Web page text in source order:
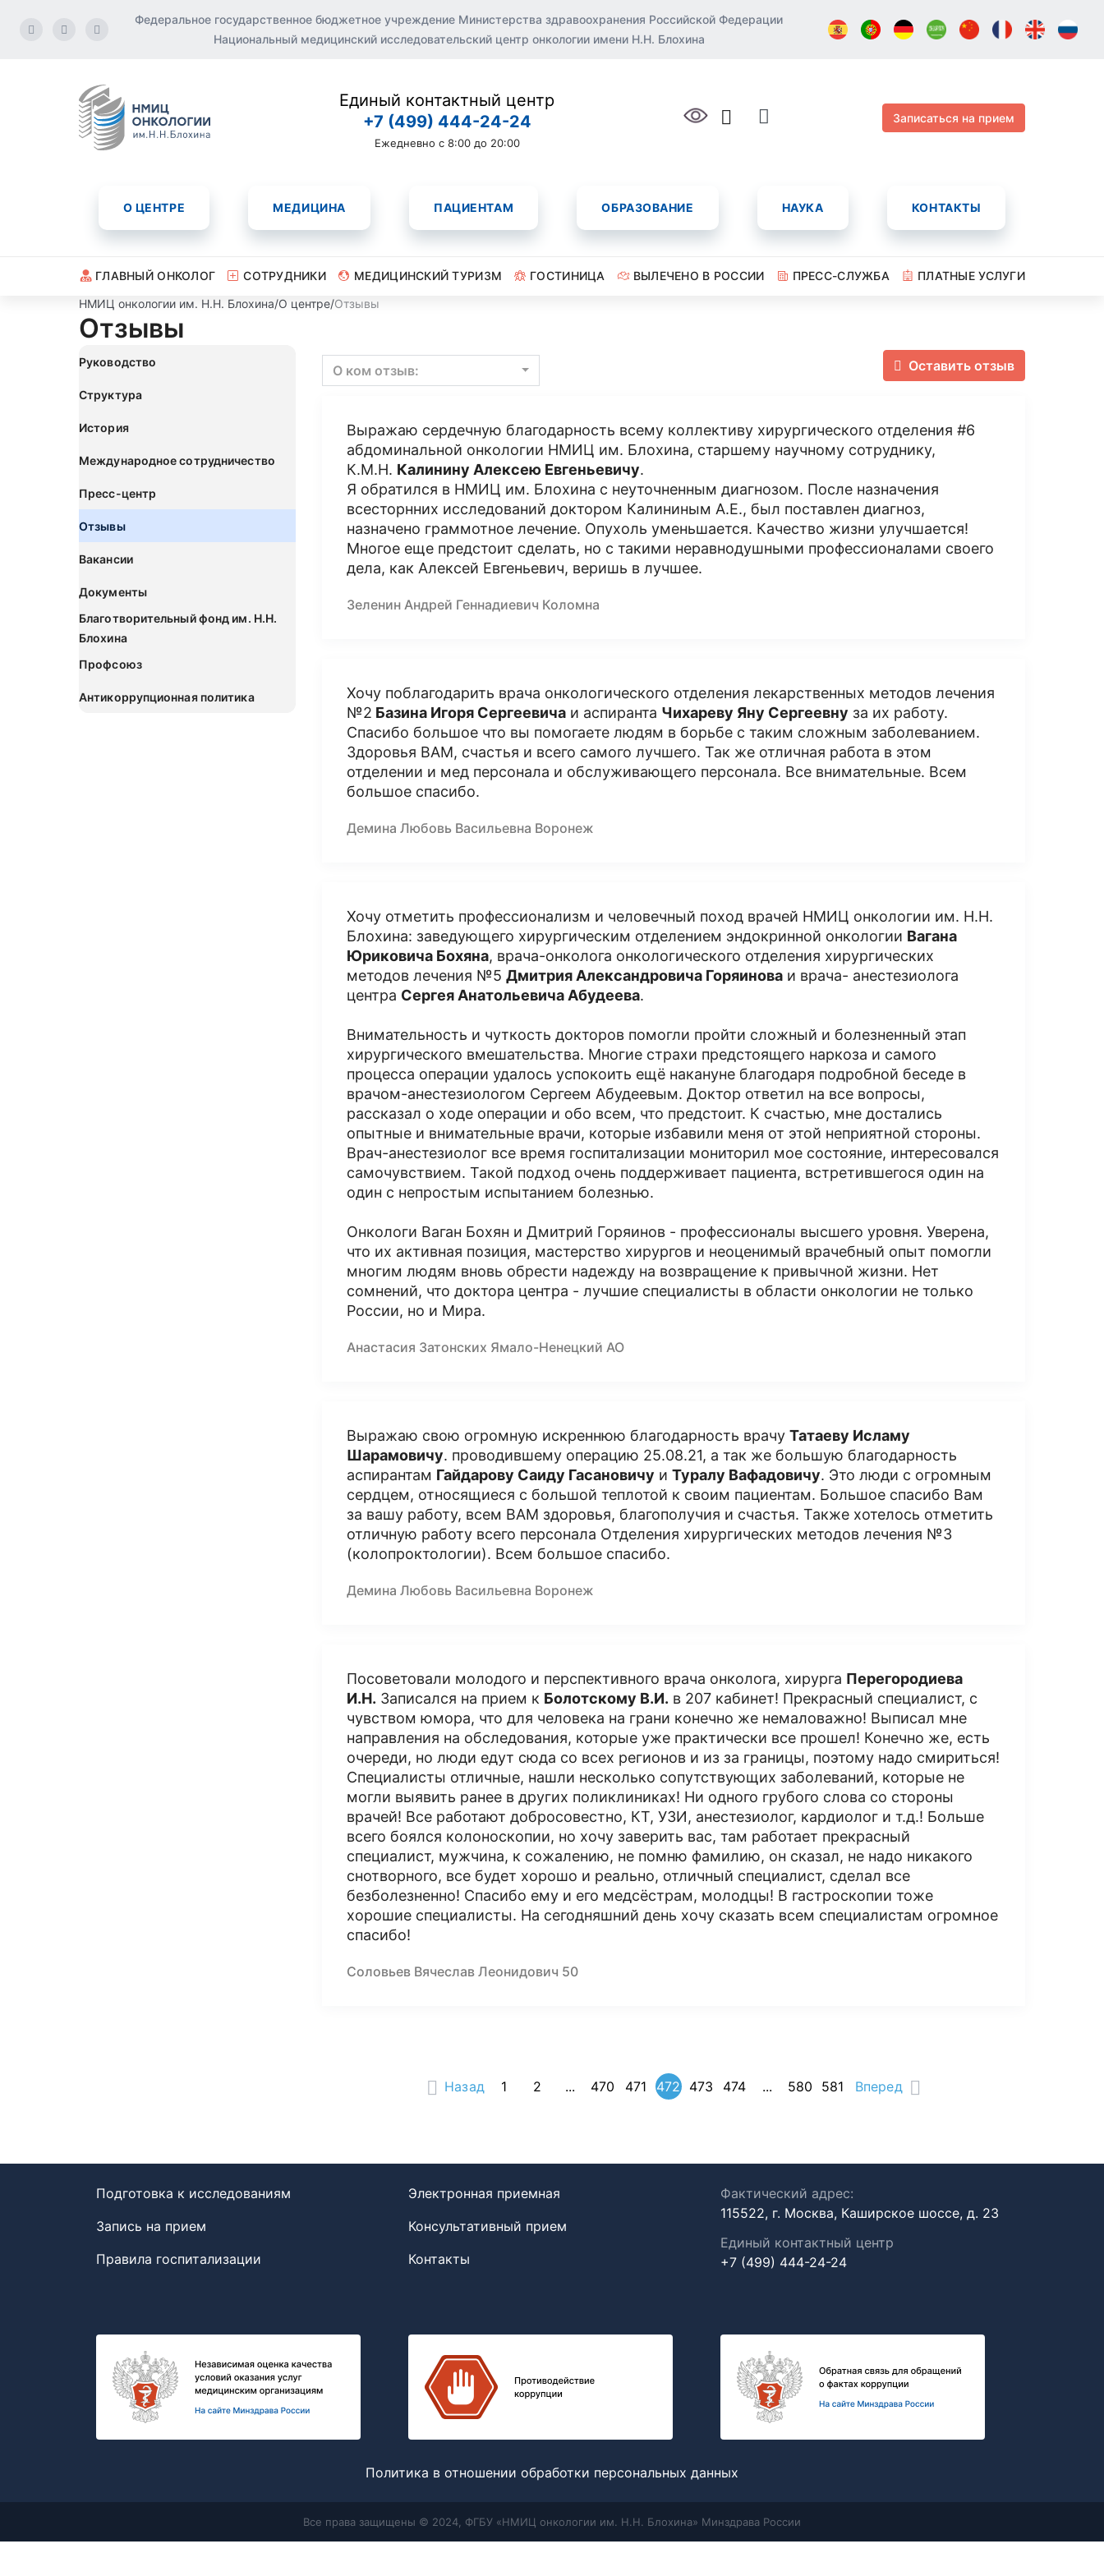
Федеральное государственное бюджетное учреждение Министерства здравоохранения Российской Федерации
Национальный медицинский исследовательский центр онкологии имени Н.Н. Блохина
Единый контактный центр
+7 (499) 444-24-24
Ежедневно с 8:00 до 20:00
Записаться на прием
О ЦЕНТРЕ МЕДИЦИНА ПАЦИЕНТАМ ОБРАЗОВАНИЕ НАУКА КОНТАКТЫ
ГЛАВНЫЙ ОНКОЛОГ СОТРУДНИКИ МЕДИЦИНСКИЙ ТУРИЗМ ГОСТИНИЦА ВЫЛЕЧЕНО В РОССИИ ПРЕСС-СЛУЖБА
ПЛАТНЫЕ УСЛУГИ
НМИЦ онкологии им. Н.Н. Блохина/О центре/Отзывы
Отзывы
Руководство
Структура
История
Международное сотрудничество
Пресс-центр
Отзывы
Вакансии
Документы
Благотворительный фонд им. Н.Н.
Блохина
Профсоюз
Антикоррупционная политика
Оставить отзыв
О ком отзыв:
Выражаю сердечную благодарность всему коллективу хирургического отделения #6
абдоминальной онкологии НМИЦ им. Блохина, старшему научному сотруднику,
К.М.Н. Калинину Алексею Евгеньевичу.
Я обратился в НМИЦ им. Блохина с неуточненным диагнозом. После назначения
всесторнних исследований доктором Калининым А.Е., был поставлен диагноз,
назначено граммотное лечение. Опухоль уменьшается. Качество жизни улучшается!
Многое еще предстоит сделать, но с такими неравнодушными профессионалами своего
дела, как Алексей Евгеньевич, веришь в лучшее.
Зеленин Андрей Геннадиевич Коломна
Хочу поблагодарить врача онкологического отделения лекарственных методов лечения
№2 Базина Игоря Сергеевичаи аспиранта Чихареву Яну Сергеевну за их работу.
Спасибо большое что вы помогаете людям в борьбе с таким сложным заболеванием.
Здоровья ВАМ, счастья и всего самого лучшего. Так же отличная работа в этом
отделении и мед персонала и обслуживающего персонала. Все внимательные. Всем
большое спасибо.
Демина Любовь Васильевна Воронеж
Хочу отметить профессионализм и человечный поход врачей НМИЦ онкологии им. Н.Н.
Блохина: заведующего хирургическим отделением эндокринной онкологии Вагана
Юриковича Бохяна, врача-онколога онкологического отделения хирургических
методов лечения №5 Дмитрия Александровича Горяиноваи врача- анестезиолога
центра Сергея Анатольевича Абудеева.
Внимательность и чуткость докторов помогли пройти сложный и болезненный этап
хирургического вмешательства. Многие страхи предстоящего наркоза и самого
процесса операции удалось успокоить ещё накануне благодаря подробной беседе в
врачом-анестезиологом Сергеем Абудеевым. Доктор ответил на все вопросы,
рассказал о ходе операции и обо всем, что предстоит. К счастью, мне достались
опытные и внимательные врачи, которые избавили меня от этой неприятной стороны.
Врач-анестезиолог все время госпитализации мониторил мое состояние, интересовался
самочувствием. Такой подход очень поддерживает пациента, встретившегося один на
один с непростым испытанием болезнью.
Онкологи Ваган Бохян и Дмитрий Горяинов - профессионалы высшего уровня. Уверена,
что их активная позиция, мастерство хирургов и неоценимый врачебный опыт помогли
многим людям вновь обрести надежду на возвращение к привычной жизни. Нет
сомнений, что доктора центра - лучшие специалисты в области онкологии не только
России, но и Мира.
Анастасия Затонских Ямало-Ненецкий АО
Выражаю свою огромную искреннюю благодарность врачу Татаеву Исламу
Шарамовичу. проводившему операцию 25.08.21, а так же большую благодарность
аспирантам Гайдарову Саиду Гасановичу и Туралу Вафадовичу. Это люди с огромным
сердцем, относящиеся с большой теплотой к своим пациентам. Большое спасибо Вам
за вашу работу, всем ВАМ здоровья, благополучия и счастья. Также хотелось отметить
отличную работу всего персонала Отделения хирургических методов лечения №3
(колопроктологии). Всем большое спасибо.
Демина Любовь Васильевна Воронеж
Посоветовали молодого и перспективного врача онколога, хирурга Перегородиева
И.Н. Записался на прием к Болотскому В.И. в 207 кабинет! Прекрасный специалист, с
чувством юмора, что для человека на грани конечно же немаловажно! Выписал мне
направления на обследования, которые уже практически все прошел! Конечно же, есть
очереди, но люди едут сюда со всех регионов и из за границы, поэтому надо смириться!
Специалисты отличные, нашли несколько сопутствующих заболеваний, которые не
могли выявить ранее в других поликлиниках! Ни одного грубого слова со стороны
врачей! Все работают добросовестно, КТ, УЗИ, анестезиолог, кардиолог и т.д.! Больше
всего боялся колоноскопии, но хочу заверить вас, там работает прекрасный
специалист, мужчина, к сожалению, не помню фамилию, он сказал, не надо никакого
снотворного, все будет хорошо и реально, отличный специалист, сделал все
безболезненно! Спасибо ему и его медсёстрам, молодцы! В гастроскопии тоже
хорошие специалисты. На сегодняшний день хочу сказать всем специалистам огромное
спасибо!
Соловьев Вячеслав Леонидович 50
Назад 1 2 ... 470 471 472 473 474 ... 580 581 Вперед
Подготовка к исследованиям
Запись на прием
Правила госпитализации
Электронная приемная
Консультативный прием
Контакты
Фактический адрес:
115522, г. Москва, Каширское шоссе, д. 23
Единый контактный центр
+7 (499) 444-24-24
Политика в отношении обработки персональных данных
Все права защищены © 2024, ФГБУ «НМИЦ онкологии им. Н.Н. Блохина» Минздрава России